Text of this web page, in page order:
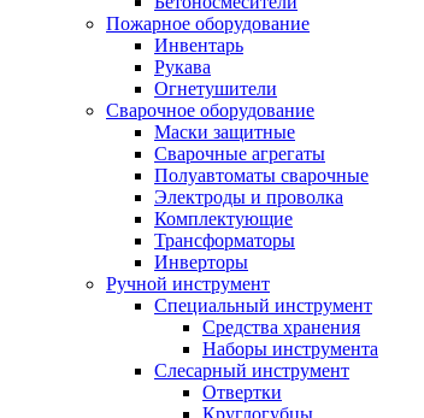
Пожарное оборудование
Инвентарь
Рукава
Огнетушители
Сварочное оборудование
Маски защитные
Сварочные агрегаты
Полуавтоматы сварочные
Электроды и проволка
Комплектующие
Трансформаторы
Инверторы
Ручной инструмент
Специальный инструмент
Средства хранения
Наборы инструмента
Слесарный инструмент
Отвертки
Круглогубцы